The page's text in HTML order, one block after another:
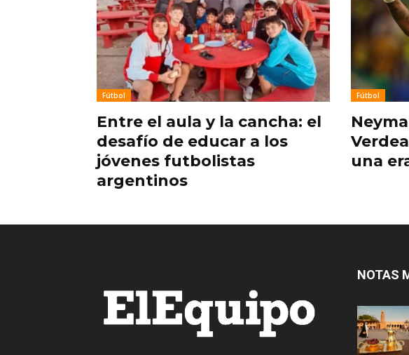
Fútbol
Entre el aula y la cancha: el
desafío de educar a los
jóvenes futbolistas
argentinos
Fútbol
una
NOTAS